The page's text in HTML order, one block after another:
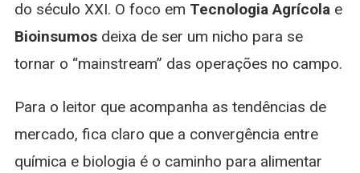
do século XXI. O foco em Tecnologia Agrícolae
Bioinsumosdeixa de ser um nicho para se
tornar o “mainstream” das operações no campo.
Para o leitor que acompanha as tendências de
mercado, fica claro que a convergência entre
química e biologia é o caminho para alimentar